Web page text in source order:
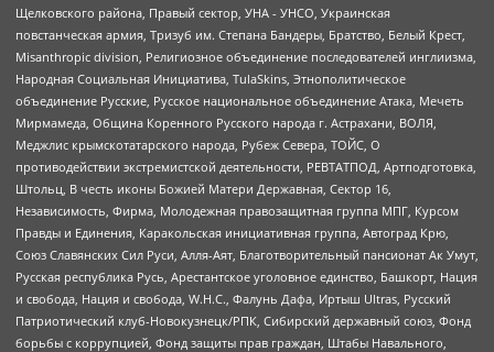
Щелковского района, Правый сектор, УНА - УНСО, Украинская
повстанческая армия, Тризуб им. Степана Бандеры, Братство, Белый Крест,
Misanthropic division, Религиозное объединение последователей инглиизма,
Народная Социальная Инициатива, TulaSkins, Этнополитическое
объединение Русские, Русское национальное объединение Атака, Мечеть
Мирмамеда, Община Коренного Русского народа г. Астрахани, ВОЛЯ,
Меджлис крымскотатарского народа, Рубеж Севера, ТОЙС, О
противодействии экстремистской деятельности, РЕВТАТПОД, Артподготовка,
Штольц, В честь иконы Божией Матери Державная, Сектор 16,
Независимость, Фирма, Молодежная правозащитная группа МПГ, Курсом
Правды и Единения, Каракольская инициативная группа, Автоград Крю,
Союз Славянских Сил Руси, Алля-Аят, Благотворительный пансионат Ак Умут,
Русская республика Русь, Арестантское уголовное единство, Башкорт, Нация
и свобода, Нация и свобода, W.H.С., Фалунь Дафа, Иртыш Ultras, Русский
Патриотический клуб-Новокузнецк/РПК, Сибирский державный союз, Фонд
борьбы с коррупцией, Фонд защиты прав граждан, Штабы Навального,